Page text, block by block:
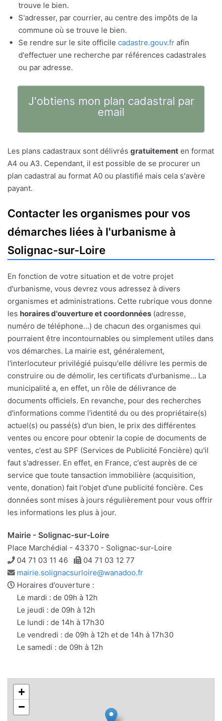
trouve le bien.
S'adresser, par courrier, au centre des impôts de la
commune où se trouve le bien.
Se rendre sur le site officile cadastre.gouv.fr afin
d'effectuer une recherche par références cadastrales
ou par adresse.
J'obtiens mon plan cadastral par
email
Les plans cadastraux sont délivrés gratuitement en format
A4 ou A3. Cependant, il est possible de se procurer un
plan cadastral au format A0 ou plastifié mais cela s'avère
payant.
Contacter les organismes pour vos
démarches liées à l'urbanisme à
Solignac-sur-Loire
En fonction de votre situation et de votre projet
d'urbanisme, vous devrez vous adressez à divers
organismes et administrations. Cette rubrique vous donne
les horaires d'ouverture et coordonnées (adresse,
numéro de téléphone...) de chacun des organismes qui
pourraient être incontournables ou simplement utiles dans
vos démarches. La mairie est, généralement,
l'interlocuteur privilégié puisqu'elle délivre les permis de
construire ou de démolir, les certificats d'urbanisme... La
municipalité a, en effet, un rôle de délivrance de
documents officiels. En revanche, pour des recherches
d'informations comme l'identité du ou des propriétaire(s)
actuel(s) ou passé(s) d'un bien, le prix des différentes
ventes ou encore pour obtenir la copie de documents de
ventes, c'est au SPF (Services de Publicité Foncière) qu'il
faut s'adresser. En effet, en France, c'est auprès de ce
service que toute tansaction immobilière (acquisition,
vente, donation) fait l'objet d'une publicité foncière. Ces
données sont mises à jours régulièrement pour vous offrir
les informations les plus à jour.
Mairie - Solignac-sur-Loire
Place Marchédial - 43370 - Solignac-sur-Loire
Téléphone
04 71 03 11 46 Télécopie
04 71 03 12 77
Adresse
e-
mail
mairie.solignacsurloire@wanadoo.fr
Horaires d'ouverture :
Le mardi : de 09h à 12h
Le jeudi : de 09h à 12h
Le lundi : de 14h à 17h30
Le vendredi : de 09h à 12h et de 14h à 17h30
Le samedi : de 09h à 12h
+
−